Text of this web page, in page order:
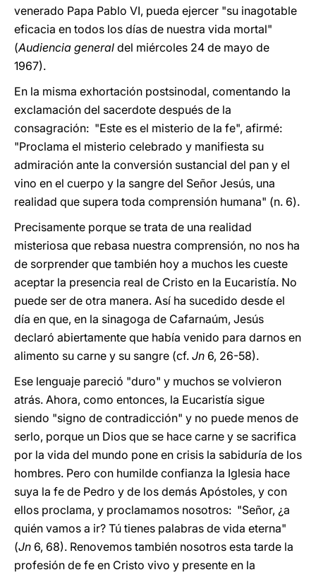
venerado Papa Pablo VI, pueda ejercer "su inagotable
eficacia en todos los días de nuestra vida mortal"
(Audiencia general del miércoles 24 de mayo de
1967).
En la misma exhortación postsinodal, comentando la
exclamación del sacerdote después de la
consagración: "Este es el misterio de la fe", afirmé:
"Proclama el misterio celebrado y manifiesta su
admiración ante la conversión sustancial del pan y el
vino en el cuerpo y la sangre del Señor Jesús, una
realidad que supera toda comprensión humana" (n. 6).
Precisamente porque se trata de una realidad
misteriosa que rebasa nuestra comprensión, no nos ha
de sorprender que también hoy a muchos les cueste
aceptar la presencia real de Cristo en la Eucaristía. No
puede ser de otra manera. Así ha sucedido desde el
día en que, en la sinagoga de Cafarnaúm, Jesús
declaró abiertamente que había venido para darnos en
alimento su carne y su sangre (cf. Jn 6, 26-58).
Ese lenguaje pareció "duro" y muchos se volvieron
atrás. Ahora, como entonces, la Eucaristía sigue
siendo "signo de contradicción" y no puede menos de
serlo, porque un Dios que se hace carne y se sacrifica
por la vida del mundo pone en crisis la sabiduría de los
hombres. Pero con humilde confianza la Iglesia hace
suya la fe de Pedro y de los demás Apóstoles, y con
ellos proclama, y proclamamos nosotros: "Señor, ¿a
quién vamos a ir? Tú tienes palabras de vida eterna"
(Jn 6, 68). Renovemos también nosotros esta tarde la
profesión de fe en Cristo vivo y presente en la